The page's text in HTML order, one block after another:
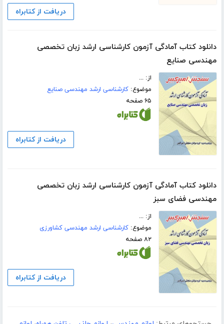
دریافت از کتابراه
دانلود کتاب آمادگی آزمون کارشناسی ارشد زبان تخصصی
مهندسی صنایع
از: ...
موضوع:کارشناسی ارشد مهندسی صنایع
۶۵ صفحه
دریافت از کتابراه
دانلود کتاب آمادگی آزمون کارشناسی ارشد زبان تخصصی
مهندسی فضای سبز
از: ...
موضوع:کارشناسی ارشد مهندسی کشاورزی
۸۲ صفحه
دریافت از کتابراه